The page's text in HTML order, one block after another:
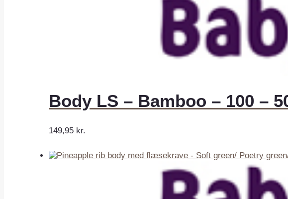
Body LS – Bamboo – 100 –
149,95 kr.